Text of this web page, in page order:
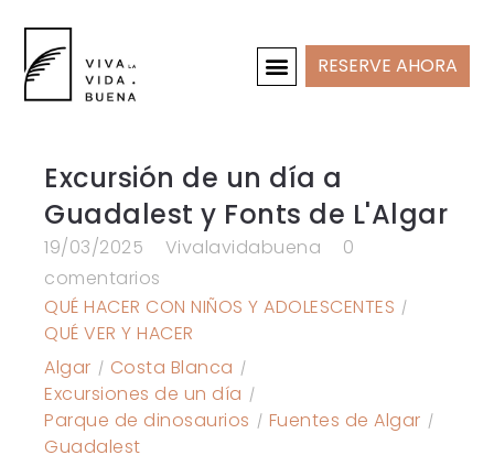
RESERVE AHORA
Excursión de un día a
Guadalest y Fonts de L'Algar
19/03/2025 Vivalavidabuena
0
comentarios
QUÉ HACER CON NIÑOS Y ADOLESCENTES
QUÉ VER Y HACER
Algar
Costa Blanca
Excursiones de un día
Parque de dinosaurios
Fuentes de Algar
Guadalest